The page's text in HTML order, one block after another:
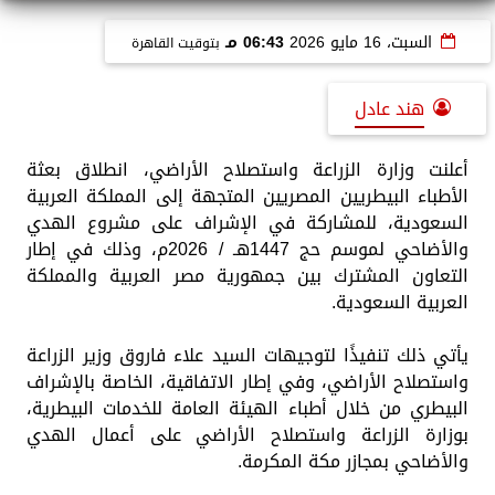
السبت، 16 مايو 2026 06:43 مـ بتوقيت القاهرة
هند عادل
أعلنت وزارة الزراعة واستصلاح الأراضي، انطلاق بعثة
الأطباء البيطريين المصريين المتجهة إلى المملكة العربية
السعودية، للمشاركة في الإشراف على مشروع الهدي
والأضاحي لموسم حج 1447هـ / 2026م، وذلك في إطار
التعاون المشترك بين جمهورية مصر العربية والمملكة
العربية السعودية.
يأتي ذلك تنفيذًا لتوجيهات السيد علاء فاروق وزير الزراعة
واستصلاح الأراضي، وفي إطار الاتفاقية، الخاصة بالإشراف
البيطري من خلال أطباء الهيئة العامة للخدمات البيطرية،
بوزارة الزراعة واستصلاح الأراضي على أعمال الهدي
والأضاحي بمجازر مكة المكرمة.